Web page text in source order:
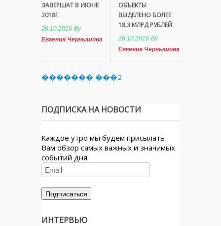
ЗАВЕРШАТ В ИЮНЕ
2018Г.
26.10.2016 By
Евгения Чернышова
ОБЪЕКТЫ
ВЫДЕЛЕНО БОЛЕЕ
18,3 МЛРД РУБЛЕЙ
26.10.2016 By
Евгения Чернышова
������� ���2
ПОДПИСКА НА НОВОСТИ
Каждое утро мы будем присылать
Вам обзор самых важных и значимых
событий дня.
ИНТЕРВЬЮ